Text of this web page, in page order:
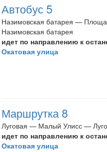
Автобус 5
Назимовская батарея —
Назимовская батарея
идет по направлению к
Окатовая улица
Маршрутка 8
Луговая — Малый Улисс —
идет по направлению к
Окатовая улица